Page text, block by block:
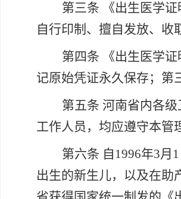
第三条
《出生医学
自行印制、擅自发放、收
第四条
《出生医学
记原始凭证永久保存；第
第五条 河南省内各
工作人员，均应遵守本管
第六条 自 1996年3月
出生的新生儿，以及在助